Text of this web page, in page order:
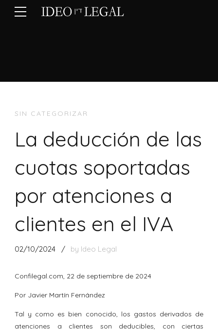
SIN CATEGORIZAR
La deducción de las
cuotas soportadas
por atenciones a
clientes en el IVA
02/10/2024 by Ideo Legal
Confilegal.com, 22 de septiembre de 2024
Por Javier Martín Fernández
Tal y como es bien conocido, los gastos derivados de
atenciones a clientes son deducibles, con ciertas